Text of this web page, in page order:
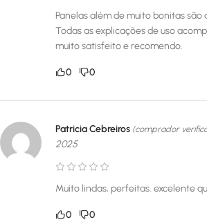
Panelas além de muito bonitas são
Todas as explicações de uso
muito satisfeito e recomendo.
0 0
Patricia Cebreiros (comprador
2025
Muito lindas, perfeitas. excelente
0 0